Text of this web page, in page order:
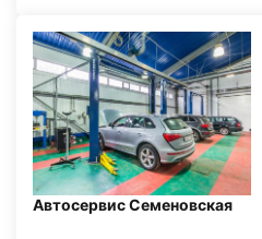
Автосервис Семеновская